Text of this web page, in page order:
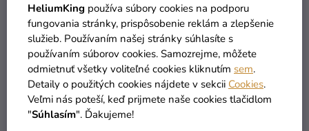
HeliumKing používa súbory cookies na podporu
fungovania stránky, prispôsobenie reklám a zlepšenie
služieb. Používaním našej stránky súhlasíte s
používaním súborov cookies. Samozrejme, môžete
odmietnuť všetky voliteľné cookies kliknutím sem.
Detaily o použitých cookies nájdete v sekcii Cookies.
Veľmi nás poteší, keď prijmete naše cookies tlačidlom
"Súhlasím". Ďakujeme!
Saténová stuha - fialová
25 mm / 25 m
1,49 €
DO KOŠÍKA
Saténová stuha - fialová
50 mm / 25 m
3,59 €
DO KOŠÍKA